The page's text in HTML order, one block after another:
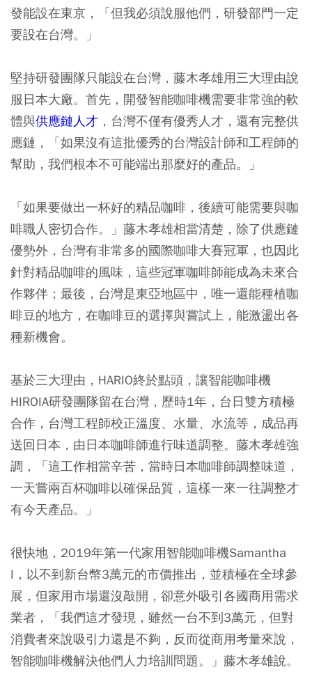
發能設在東京，「但我必須說服他們，研發部門一定
要設在台灣。」
堅持研發團隊只能設在台灣，藤木孝雄用三大理由說
服日本大廠。首先，開發智能咖啡機需要非常強的軟
體與供應鏈人才 ，台灣不僅有優秀人才，還有完整供
應鏈，「如果沒有這批優秀的台灣設計師和工程師的
幫助，我們根本不可能端出那麼好的產品。」
「如果要做出一杯好的精品咖啡，後續可能需要與咖
啡職人密切合作。」藤木孝雄相當清楚，除了供應鏈
優勢外，台灣有非常多的國際咖啡大賽冠軍，也因此
針對精品咖啡的風味，這些冠軍咖啡師能成為未來合
作夥伴；最後，台灣是東亞地區中，唯一還能種植咖
啡豆的地方，在咖啡豆的選擇與嘗試上，能激盪出各
種新機會。
基於三大理由，HARIO終於點頭，讓智能咖啡機
HIROIA研發團隊留在台灣，歷時1年，台日雙方積極
合作，台灣工程師校正溫度、水量、水流等，成品再
送回日本，由日本咖啡師進行味道調整。藤木孝雄強
調，「這工作相當辛苦，當時日本咖啡師調整味道，
一天嘗兩百杯咖啡以確保品質，這樣一來一往調整才
有今天產品。」
很快地，2019年第一代家用智能咖啡機Samantha
I，以不到新台幣3萬元的市價推出，並積極在全球參
展，但家用市場還沒敲開，卻意外吸引各國商用需求
業者，「我們這才發現，雖然一台不到3萬元，但對
消費者來說吸引力還是不夠，反而從商用考量來說，
智能咖啡機解決他們人力培訓問題。」藤木孝雄說。